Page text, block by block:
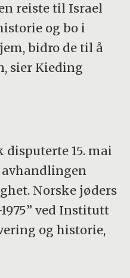
reiste til Israel
og bo i
bidro de til å
sier Kieding
15. mai
Norske jøders
ved Institutt
og historie,